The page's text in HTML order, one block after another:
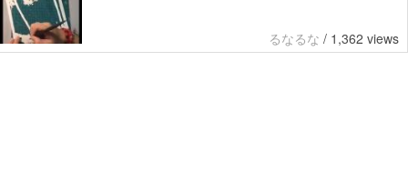
るなるな / 1,362 views